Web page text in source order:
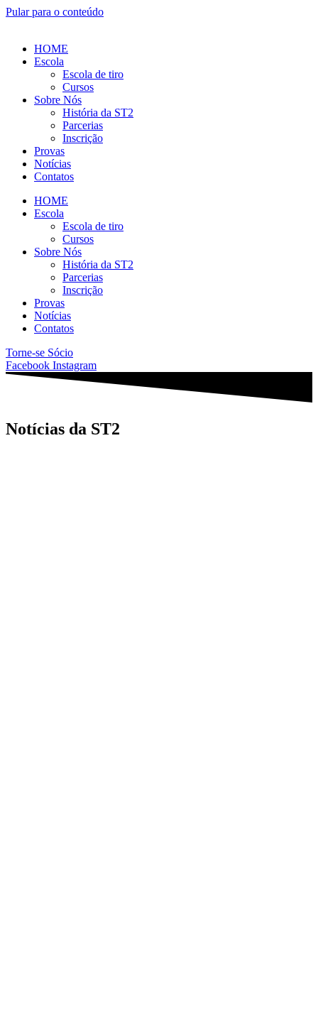
Pular para o conteúdo
HOME
Escola
Escola de tiro
Cursos
Sobre Nós
História da ST2
Parcerias
Inscrição
Provas
Notícias
Contatos
HOME
Escola
Escola de tiro
Cursos
Sobre Nós
História da ST2
Parcerias
Inscrição
Provas
Notícias
Contatos
Torne-se Sócio
Facebook Instagram
Notícias da ST2